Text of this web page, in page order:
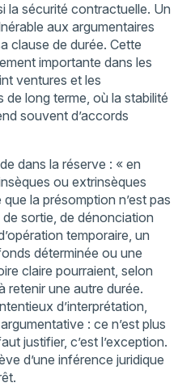
la sécurité contractuelle. Un
aux argumentaires
clause de durée. Cette
importante dans les
ventures et les
de long terme, où la stabilité
souvent d’accords
dans la réserve : « en
ou extrinsèques
la présomption n’est pas
sortie, de dénonciation
temporaire, un
déterminée ou une
claire pourraient, selon
retenir une autre durée.
d’interprétation,
: ce n’est plus
justifier, c’est l’exception.
d’une inférence juridique